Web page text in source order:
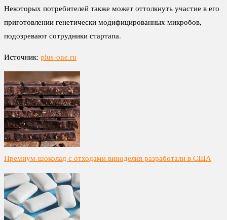
Некоторых потребителей также может оттолкнуть участие в его
приготовлении генетически модифицированных микробов,
подозревают сотрудники стартапа.
Источник: plus-one.ru
Премиум-шоколад с отходами виноделия разработали в США